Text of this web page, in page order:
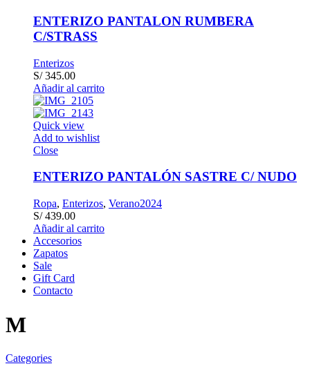
ENTERIZO PANTALON RUMBERA
C/STRASS
Enterizos
S/345.00
Añadir al carrito
Quick view
Add to wishlist
Close
ENTERIZO PANTALÓN SASTRE C/ NUDO
Ropa, Enterizos, Verano2024
S/439.00
Añadir al carrito
Accesorios
Zapatos
Sale
Gift Card
Contacto
M
Categories